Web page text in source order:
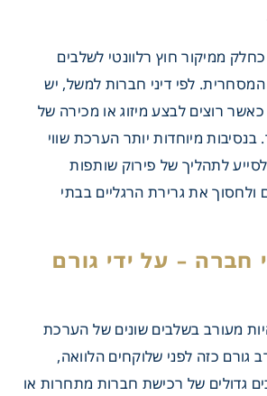
ממיקור חוץ רלוונטי לשלבים
לפי דיני חברות למשל, יש
רוצים לבצע מיזוג או מכירה של
מיוחדות יותר הערכת שווי
לסייע לתהליך של פירוק שותפות
ולחסוך את גרירת הרגליים בבתי
מעורב בשלבים שונים של הערכת
גורם כזה לפני שלוקחים הלוואה,
גדולים של רכישת חברות מתחרות או